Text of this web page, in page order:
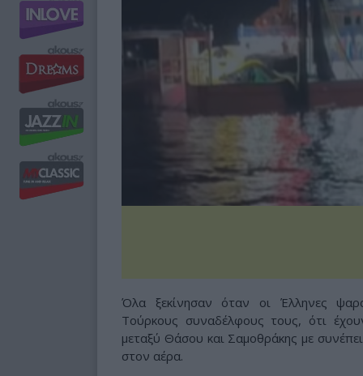
Όλα ξεκίνησαν όταν οι Έλληνες
Τούρκους συναδέλφους τους, ότι
μεταξύ Θάσου και Σαμοθράκης με
στον αέρα.